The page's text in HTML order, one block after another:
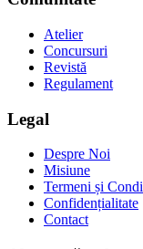
Atelier
Concursuri
Revistă
Regulament
Legal
Despre Noi
Misiune
Termeni și
Confidențialitate
Contact